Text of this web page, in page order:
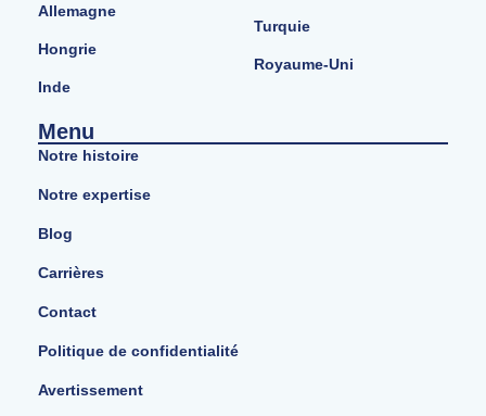
Allemagne
Hongrie
Inde
Turquie
Royaume-Uni
Menu
Notre histoire
Notre expertise
Blog
Carrières
Contact
Politique de confidentialité
Avertissement